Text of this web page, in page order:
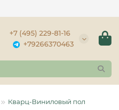
+7 (495) 229-81-16
+79266370463
Кварц-Виниловый пол